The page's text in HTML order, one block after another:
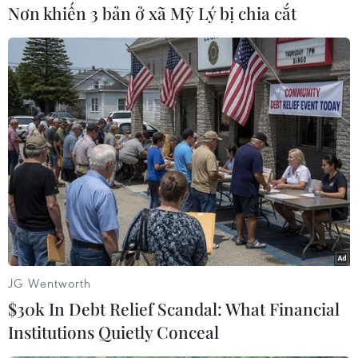
#Libya #Xung đột #Cứu trợ #Tài chính
#Y tế
#Vượt biên
Libya
Theo dõi VietnamPlus
Nơn khiến 3 bản ở xã Mỹ Lý bị chia cắt
JG Wentworth
$30k In Debt Relief Scandal: What Financial
Institutions Quietly Conceal